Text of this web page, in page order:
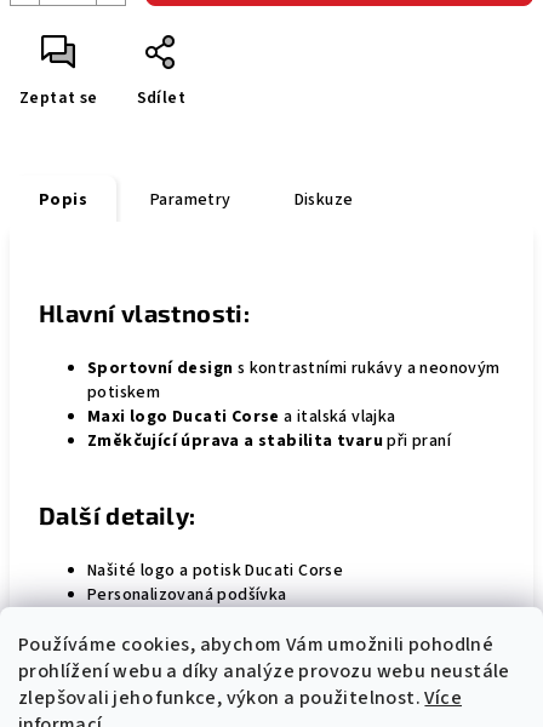
Používáme cookies, abychom Vám umožnili pohodlné
prohlížení webu a díky analýze provozu webu neustále
zlepšovali jeho funkce, výkon a použitelnost.Více
Zeptat se Sdílet
Popis Parametry Diskuze
Hlavní vlastnosti:
Sportovní design s kontrastními rukávy a neonovým
potiskem
Maxi logo Ducati Corse a italská vlajka
Změkčující úprava a stabilita tvarupři praní
Další detaily:
Našité logo a potisk Ducati Corse
Personalizovaná podšívka